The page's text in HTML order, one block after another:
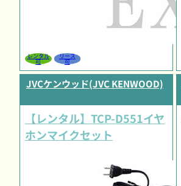
レンタル
可
リース
可
JVCケンウッド(JVC KENWOOD)
【レンタル】TCP-D551イヤ
ホンマイクセット